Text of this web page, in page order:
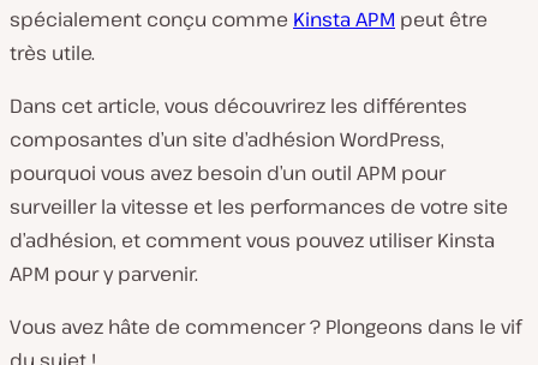
spécialement conçu comme Kinsta APM peut être
très utile.
Dans cet article, vous découvrirez les différentes
composantes d’un site d’adhésion WordPress,
pourquoi vous avez besoin d’un outil APM pour
surveiller la vitesse et les performances de votre site
d’adhésion, et comment vous pouvez utiliser Kinsta
APM pour y parvenir.
Vous avez hâte de commencer ? Plongeons dans le vif